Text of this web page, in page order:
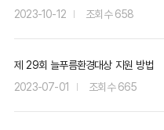
2023-10-12
658
제 29회 늘푸름환경대상 지원 방법
2023-07-01
665